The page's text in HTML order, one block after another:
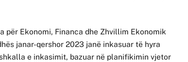
Ekonomi, Financa dhe Zhvillim Ekonomik
janar-qershor 2023 janë inkasuar të hyra
e inkasimit, bazuar në planifikimin vjetor